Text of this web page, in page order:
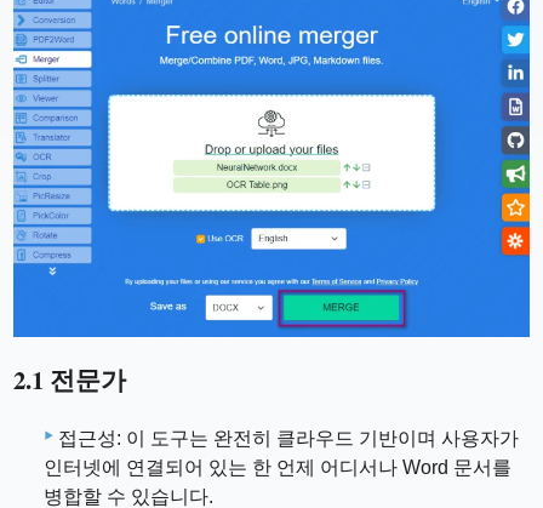
2.1 전문가
접근성: 이 도구는 완전히 클라우드 기반이며 사용자가
인터넷에 연결되어 있는 한 언제 어디서나 Word 문서를
병합할 수 있습니다.